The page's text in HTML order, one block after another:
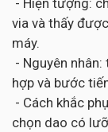
- Hiện tượng:
via và thấy
máy.
- Nguyên
hợp và bước
- Cách khắc
chọn dao có